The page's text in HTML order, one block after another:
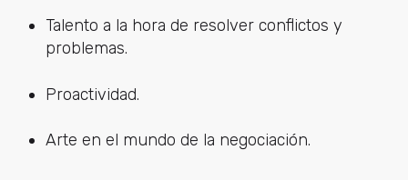
Talento a la hora de resolver conflictos y
problemas.
Proactividad.
Arte en el mundo de la negociación.